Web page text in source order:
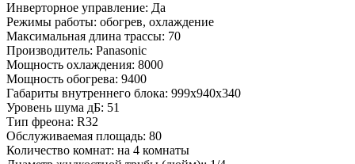
Инверторное управление: Да
Режимы работы: обогрев, охлаждение
Максимальная длина трассы: 70
Производитель: Panasonic
Мощность охлаждения: 8000
Мощность обогрева: 9400
Габариты внутреннего блока: 999x940x340
Уровень шума дБ: 51
Тип фреона: R32
Обслуживаемая площадь: 80
Количество комнат: на 4 комнаты